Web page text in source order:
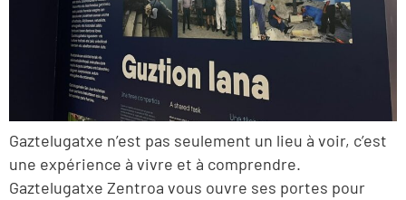
Gaztelugatxe n’est pas seulement un lieu à voir, c’est
une expérience à vivre et à comprendre.
Gaztelugatxe Zentroa vous ouvre ses portes pour